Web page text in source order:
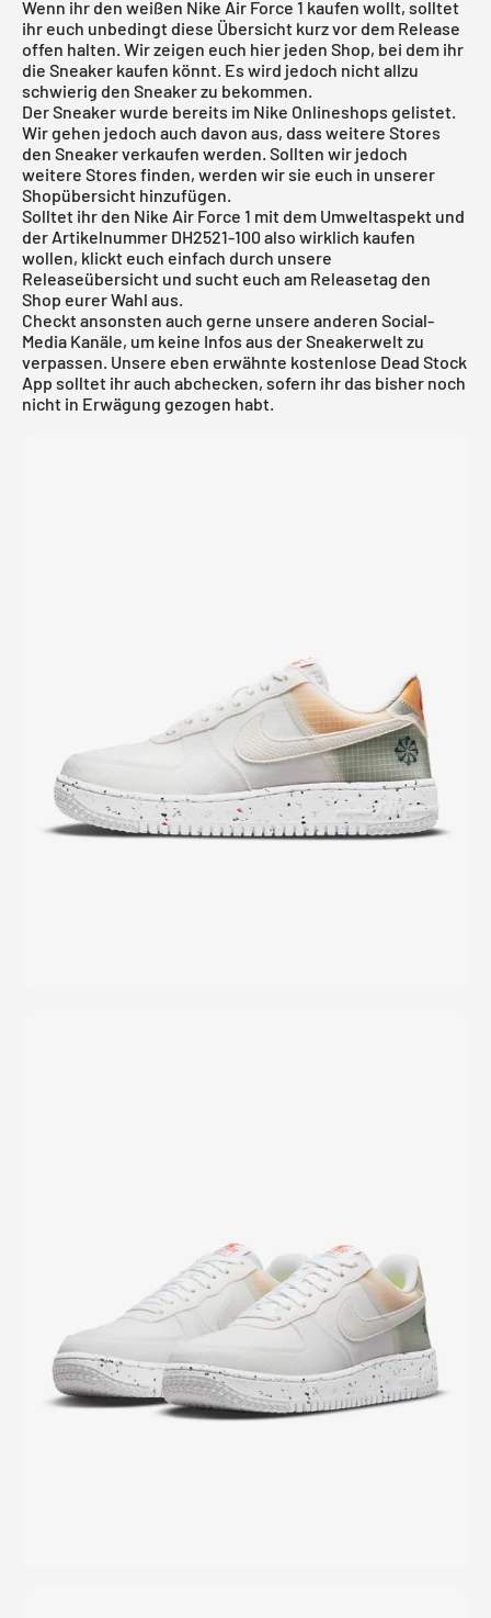
Wenn ihr den weißen Nike Air Force 1 kaufen wollt, solltet
ihr euch unbedingt diese Übersicht kurz vor dem Release
offen halten. Wir zeigen euch hier jeden Shop, bei dem ihr
die Sneaker kaufen könnt. Es wird jedoch nicht allzu
schwierig den Sneaker zu bekommen.
Der Sneaker wurde bereits im Nike Onlineshops gelistet.
Wir gehen jedoch auch davon aus, dass weitere Stores
den Sneaker verkaufen werden. Sollten wir jedoch
weitere Stores finden, werden wir sie euch in unserer
Shopübersicht hinzufügen.
Solltet ihr den Nike Air Force 1 mit dem Umweltaspekt und
der Artikelnummer DH2521-100 also wirklich kaufen
wollen, klickt euch einfach durch unsere
Releaseübersicht und sucht euch am Releasetag den
Shop eurer Wahl aus.
Checkt ansonsten auch gerne unsere anderen Social-
Media Kanäle, um keine Infos aus der Sneakerwelt zu
verpassen. Unsere eben erwähnte kostenlose Dead Stock
App solltet ihr auch abchecken, sofern ihr das bisher noch
nicht in Erwägung gezogen habt.